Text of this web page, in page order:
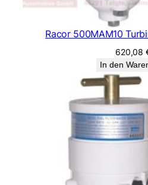
Racor 500MAM10
620,08
In den